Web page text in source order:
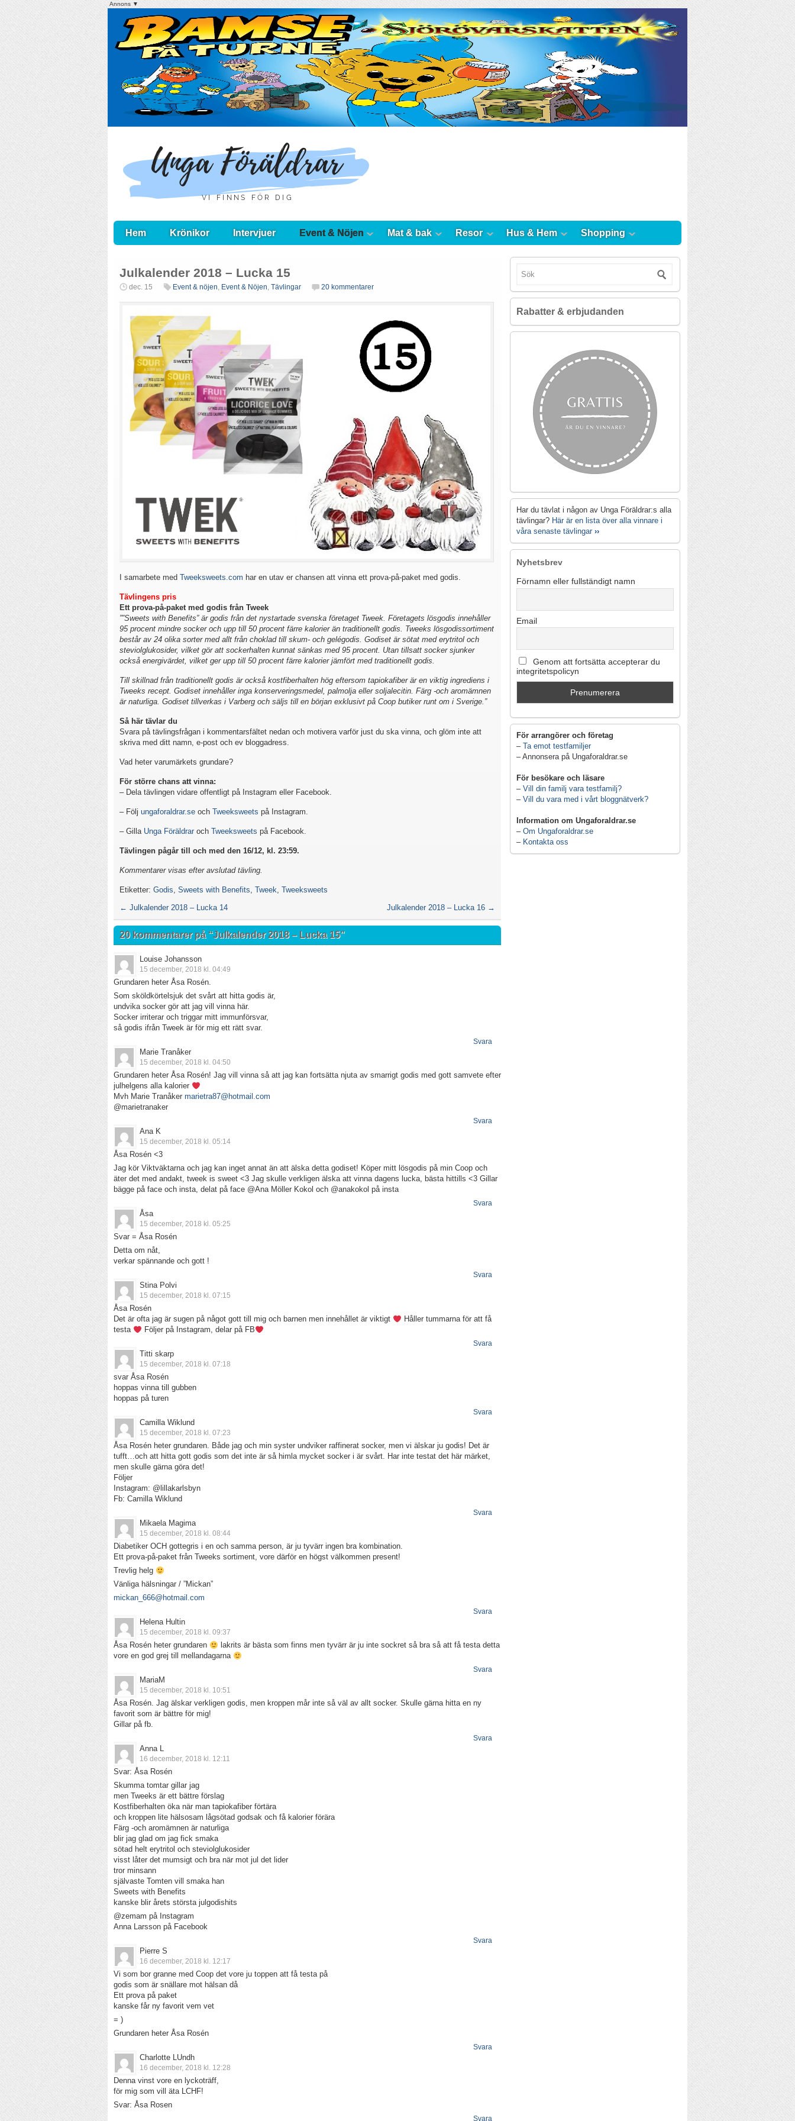
Annons ▼
Hem Krönikor Intervjuer Event & Nöjen Mat & bak Resor Hus & Hem Shopping
Julkalender 2018 – Lucka 15
dec. 15 Event & nöjen, Event & Nöjen, Tävlingar 20 kommentarer
I samarbete med Tweeksweets.com har en utav er chansen att vinna ett prova-på-paket med godis.
Tävlingens pris
Ett prova-på-paket med godis från Tweek
””Sweets with Benefits” är godis från det nystartade svenska företaget Tweek. Företagets lösgodis innehåller
95 procent mindre socker och upp till 50 procent färre kalorier än traditionellt godis. Tweeks lösgodissortiment
består av 24 olika sorter med allt från choklad till skum- och gelégodis. Godiset är sötat med erytritol och
steviolglukosider, vilket gör att sockerhalten kunnat sänkas med 95 procent. Utan tillsatt socker sjunker
också energivärdet, vilket ger upp till 50 procent färre kalorier jämfört med traditionellt godis.
Till skillnad från traditionellt godis är också kostfiberhalten hög eftersom tapiokafiber är en viktig ingrediens i
Tweeks recept. Godiset innehåller inga konserveringsmedel, palmolja eller soljalecitin. Färg -och aromämnen
är naturliga. Godiset tillverkas i Varberg och säljs till en början exklusivt på Coop butiker runt om i Sverige.”
Så här tävlar du
Svara på tävlingsfrågan i kommentarsfältet nedan och motivera varför just du ska vinna, och glöm inte att
skriva med ditt namn, e-post och ev bloggadress.
Vad heter varumärkets grundare?
För större chans att vinna:
– Dela tävlingen vidare offentligt på Instagram eller Facebook.
– Följ ungaforaldrar.se och Tweeksweets på Instagram.
– Gilla Unga Föräldrar och Tweeksweets på Facebook.
Tävlingen pågår till och med den 16/12, kl. 23:59.
Kommentarer visas efter avslutad tävling.
Etiketter: Godis, Sweets with Benefits, Tweek, Tweeksweets
← Julkalender 2018 – Lucka 14 Julkalender 2018 – Lucka 16 →
20 kommentarer på “Julkalender 2018 – Lucka 15”
Louise Johansson
15 december, 2018 kl. 04:49
Grundaren heter Åsa Rosén.
Som sköldkörtelsjuk det svårt att hitta godis är,
undvika socker gör att jag vill vinna här.
Socker irriterar och triggar mitt immunförsvar,
så godis ifrån Tweek är för mig ett rätt svar.
Svara
Marie Tranåker
15 december, 2018 kl. 04:50
Grundaren heter Åsa Rosén! Jag vill vinna så att jag kan fortsätta njuta av smarrigt godis med gott samvete efter
julhelgens alla kalorier
Mvh Marie Tranåker marietra87@hotmail.com
@marietranaker
Svara
Ana K
15 december, 2018 kl. 05:14
Åsa Rosén <3
Jag kör Viktväktarna och jag kan inget annat än att älska detta godiset! Köper mitt lösgodis på min Coop och
äter det med andakt, tweek is sweet <3 Jag skulle verkligen älska att vinna dagens lucka, bästa hittills <3 Gillar
bägge på face och insta, delat på face @Ana Möller Kokol och @anakokol på insta
Svara
Åsa
15 december, 2018 kl. 05:25
Svar = Åsa Rosén
Detta om nåt,
verkar spännande och gott !
Svara
Stina Polvi
15 december, 2018 kl. 07:15
Åsa Rosén
Det är ofta jag är sugen på något gott till mig och barnen men innehållet är viktigt
Håller tummarna för att få
testa
Följer på Instagram, delar på FB
Svara
Titti skarp
15 december, 2018 kl. 07:18
svar Åsa Rosén
hoppas vinna till gubben
hoppas på turen
Svara
Camilla Wiklund
15 december, 2018 kl. 07:23
Åsa Rosén heter grundaren. Både jag och min syster undviker raffinerat socker, men vi älskar ju godis! Det är
tufft…och att hitta gott godis som det inte är så himla mycket socker i är svårt. Har inte testat det här märket,
men skulle gärna göra det!
Följer
Instagram: @lillakarlsbyn
Fb: Camilla Wiklund
Svara
Mikaela Magima
15 december, 2018 kl. 08:44
Diabetiker OCH gottegris i en och samma person, är ju tyvärr ingen bra kombination.
Ett prova-på-paket från Tweeks sortiment, vore därför en högst välkommen present!
Trevlig helg
Vänliga hälsningar / ”Mickan”
mickan_666@hotmail.com
Svara
Helena Hultin
15 december, 2018 kl. 09:37
Åsa Rosén heter grundaren
lakrits är bästa som finns men tyvärr är ju inte sockret så bra så att få testa detta
vore en god grej till mellandagarna
Svara
MariaM
15 december, 2018 kl. 10:51
Åsa Rosén. Jag älskar verkligen godis, men kroppen mår inte så väl av allt socker. Skulle gärna hitta en ny
favorit som är bättre för mig!
Gillar på fb.
Svara
Anna L
16 december, 2018 kl. 12:11
Svar: Åsa Rosén
Skumma tomtar gillar jag
men Tweeks är ett bättre förslag
Kostfiberhalten öka när man tapiokafiber förtära
och kroppen lite hälsosam lågsötad godsak och få kalorier förära
Färg -och aromämnen är naturliga
blir jag glad om jag fick smaka
sötad helt erytritol och steviolglukosider
visst låter det mumsigt och bra när mot jul det lider
tror minsann
självaste Tomten vill smaka han
Sweets with Benefits
kanske blir årets största julgodishits
@zemam på Instagram
Anna Larsson på Facebook
Svara
Pierre S
16 december, 2018 kl. 12:17
Vi som bor granne med Coop det vore ju toppen att få testa på
godis som är snällare mot hälsan då
Ett prova på paket
kanske får ny favorit vem vet
= )
Grundaren heter Åsa Rosén
Svara
Charlotte LUndh
16 december, 2018 kl. 12:28
Denna vinst vore en lyckoträff,
för mig som vill äta LCHF!
Svar: Åsa Rosen
Svara
Rabatter & erbjudanden
Har du tävlat i någon av Unga Föräldrar:s alla
tävlingar? Här är en lista över alla vinnare i
våra senaste tävlingar ››
Nyhetsbrev
Förnamn eller fullständigt namn
Email
Genom att fortsätta accepterar du
integritetspolicyn
För arrangörer och företag
– Ta emot testfamiljer
– Annonsera på Ungaforaldrar.se
För besökare och läsare
– Vill din familj vara testfamilj?
– Vill du vara med i vårt bloggnätverk?
Information om Ungaforaldrar.se
– Om Ungaforaldrar.se
– Kontakta oss